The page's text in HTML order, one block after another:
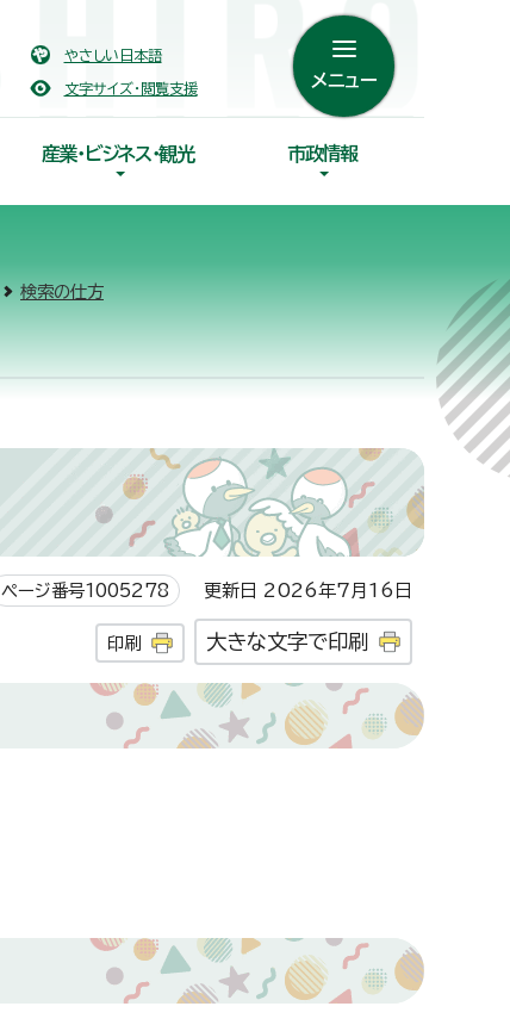
やさしい日本語
文字サイズ・閲覧支援 メニュー
産業・ビジネス・観光 市政情報
検索の仕方
ページ番号1005278 更新日 2026年7月16日
印刷 大きな文字で印刷